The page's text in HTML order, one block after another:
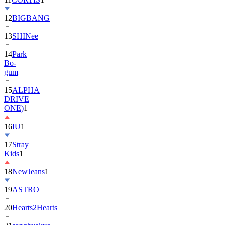
13SHINee
14Park
Bo-
gum
15ALPHA
DRIVE
ONE)1
16IU1
17Stray
Kids
18NewJeans
19ASTRO
20Hearts2Hearts
21songhyekyo